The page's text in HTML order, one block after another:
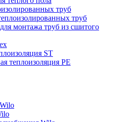
труб
труб
монтажа труб из сшитого
ST
теплоизоляция PE